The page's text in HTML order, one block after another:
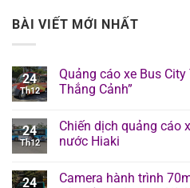
BÀI VIẾT MỚI NHẤT
24
Th12
Quảng cáo xe Bus
Thắng Cảnh”
24
Th12
Chiến dịch quảng cáo
nước Hiaki
24
Camera hành trình